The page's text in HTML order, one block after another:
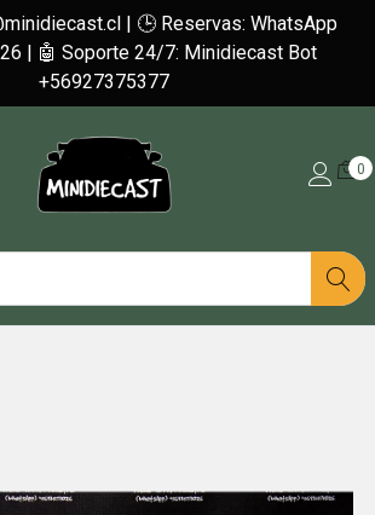
| 🕒 Reservas: WhatsApp
| 🤖 Soporte 24/7: Minidiecast Bot
+56927375377
0